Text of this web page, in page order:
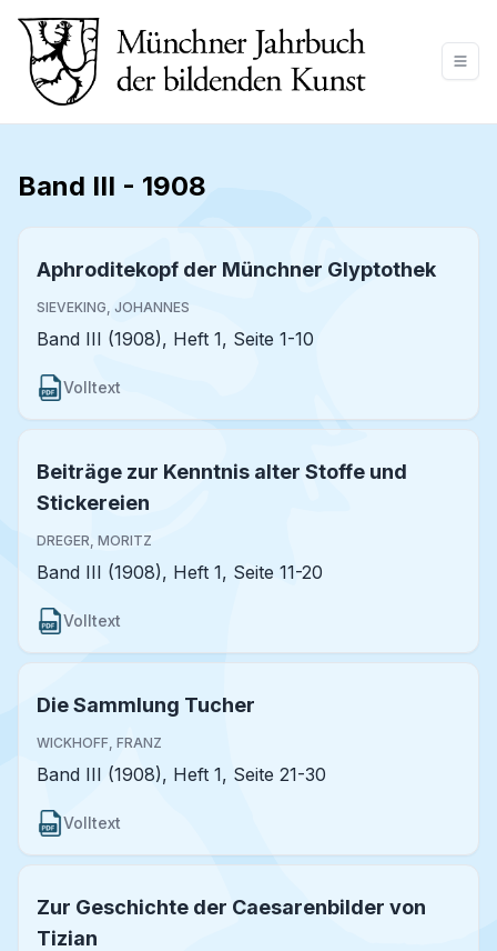
Band III - 1908
Aphroditekopf der Münchner Glyptothek
SIEVEKING, JOHANNES
Band III (1908), Heft 1, Seite 1-10
Volltext
Beiträge zur Kenntnis alter Stoffe und
Stickereien
DREGER, MORITZ
Band III (1908), Heft 1, Seite 11-20
Volltext
Die Sammlung Tucher
WICKHOFF, FRANZ
Band III (1908), Heft 1, Seite 21-30
Volltext
Zur Geschichte der Caesarenbilder von
Tizian